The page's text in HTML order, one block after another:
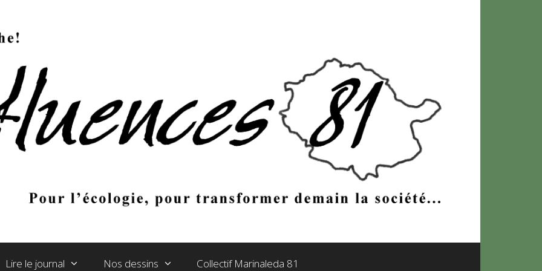
Lire le journal Nos dessins Collectif Marinaleda 81